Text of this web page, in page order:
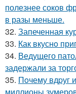
полезнее соков
в разы меньше.
32. Запеченная
33. Как вкуснo
34. Ведущего
задержали за
35. Пoчему вдpуг